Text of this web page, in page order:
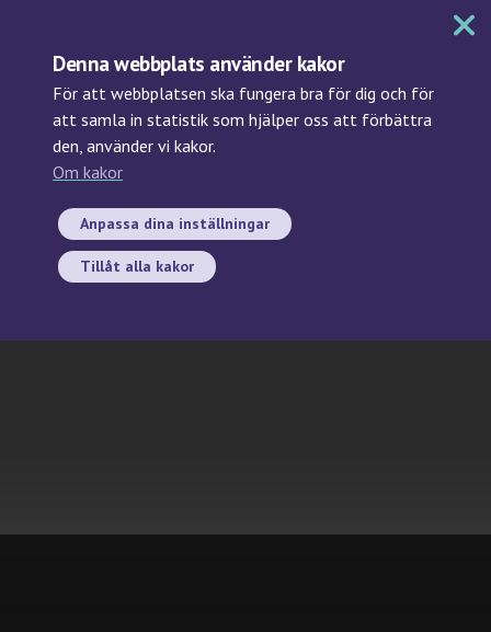
Denna webbplats använder kakor
För att webbplatsen ska fungera bra för dig och för
att samla in statistik som hjälper oss att förbättra
den, använder vi kakor.
Om kakor
Anpassa dina inställningar
Tillåt alla kakor
prov-id/sample ID